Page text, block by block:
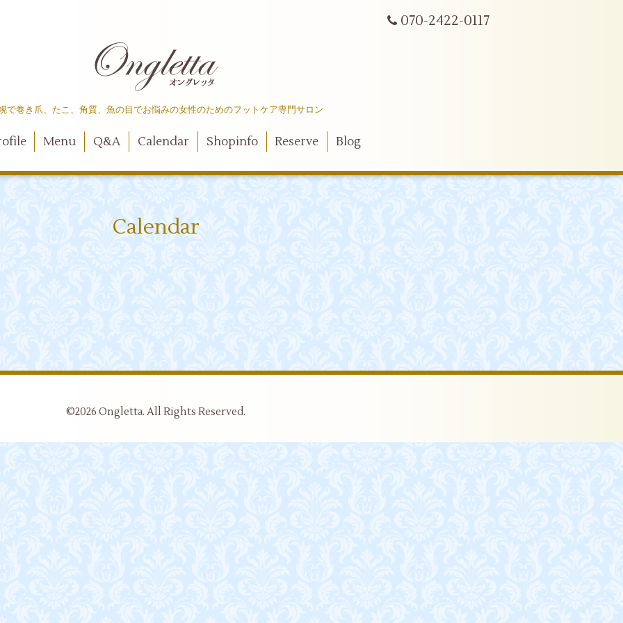
070-2422-0117
で巻き爪、たこ、角質、魚の目でお悩みの女性のためのフットケア専門サロン
Menu Q&A Calendar Shopinfo Reserve Blog
Calendar
©2026 Ongletta. All Rights Reserved.